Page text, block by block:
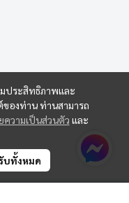
มประสิทธิภาพและ
ของท่าน ท่านสามารถ
ความเป็นส่วนตัว และ
บทั้งหมด